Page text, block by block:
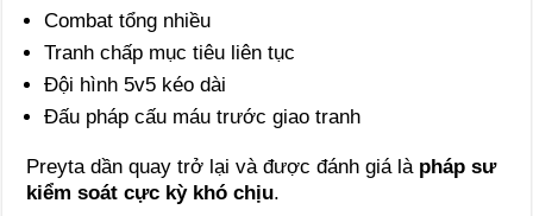
Combat tổng nhiều
Tranh chấp mục tiêu liên tục
Đội hình 5v5 kéo dài
Đấu pháp cấu máu trước giao tranh
Preyta dần quay trở lại và được đánh giá là pháp sư
kiểm soát cực kỳ khó chịu.